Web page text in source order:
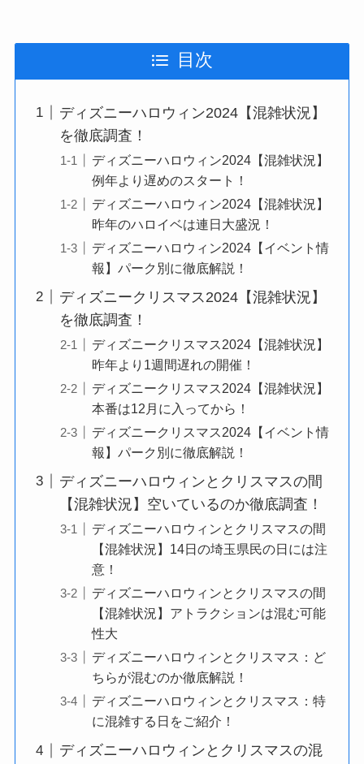
目次
ディズニーハロウィン2024【混雑状況】
を徹底調査！
ディズニーハロウィン2024【混雑状況】
例年より遅めのスタート！
ディズニーハロウィン2024【混雑状況】
昨年のハロイベは連日大盛況！
ディズニーハロウィン2024【イベント情
報】パーク別に徹底解説！
ディズニークリスマス2024【混雑状況】
を徹底調査！
ディズニークリスマス2024【混雑状況】
昨年より1週間遅れの開催！
ディズニークリスマス2024【混雑状況】
本番は12月に入ってから！
ディズニークリスマス2024【イベント情
報】パーク別に徹底解説！
ディズニーハロウィンとクリスマスの間
【混雑状況】空いているのか徹底調査！
ディズニーハロウィンとクリスマスの間
【混雑状況】14日の埼玉県民の日には注
意！
ディズニーハロウィンとクリスマスの間
【混雑状況】アトラクションは混む可能
性大
ディズニーハロウィンとクリスマス：ど
ちらが混むのか徹底解説！
ディズニーハロウィンとクリスマス：特
に混雑する日をご紹介！
ディズニーハロウィンとクリスマスの混